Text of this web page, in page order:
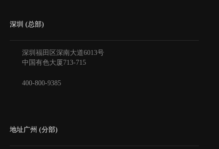
深圳 (总部)
深圳福田区深南大道6013号
中国有色大厦713-715
400-800-9385
地址广州 (分部)